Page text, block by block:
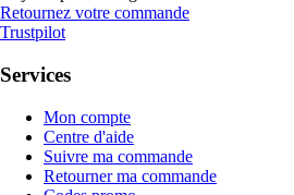
Retournez votre commande
Trustpilot
Services
Mon compte
Centre d'aide
Suivre ma commande
Retourner ma commande